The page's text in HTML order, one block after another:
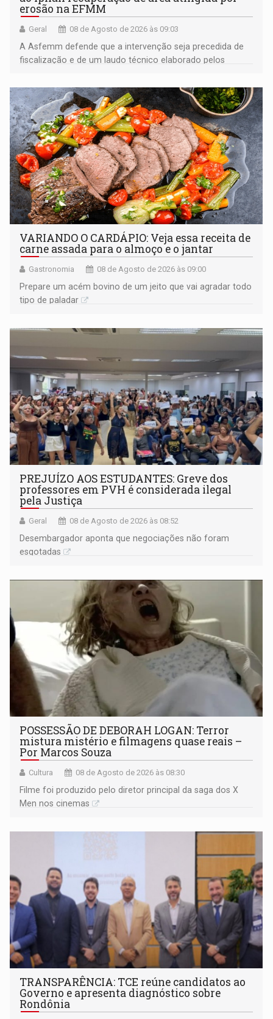
erosão na EFMM
Geral 08 de Agosto de 2026 às 09:03
A Asfemm defende que a intervenção seja precedida de
fiscalização e de um laudo técnico elaborado pelos
VARIANDO O CARDÁPIO: Veja essa receita de
carne assada para o almoço e o jantar
Gastronomia 08 de Agosto de 2026 às 09:00
Prepare um acém bovino de um jeito que vai agradar todo
tipo de paladar
PREJUÍZO AOS ESTUDANTES: Greve dos
professores em PVH é considerada ilegal
pela Justiça
Geral 08 de Agosto de 2026 às 08:52
Desembargador aponta que negociações não foram
esgotadas
POSSESSÃO DE DEBORAH LOGAN: Terror
mistura mistério e filmagens quase reais –
Por Marcos Souza
Cultura 08 de Agosto de 2026 às 08:30
Filme foi produzido pelo diretor principal da saga dos X
Men nos cinemas
TRANSPARÊNCIA: TCE reúne candidatos ao
Governo e apresenta diagnóstico sobre
Rondônia